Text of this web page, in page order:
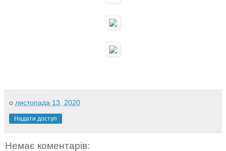
о листопада 13, 2020
Надати доступ
Немає коментарів: